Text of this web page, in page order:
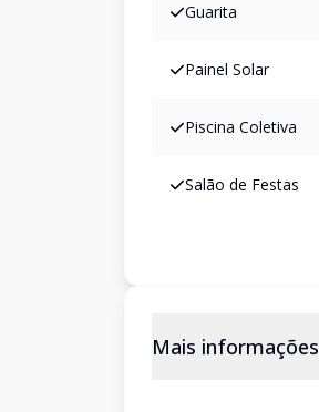
Guarita
Painel Solar
Piscina Coletiva
Salão de Festas
Mais informações